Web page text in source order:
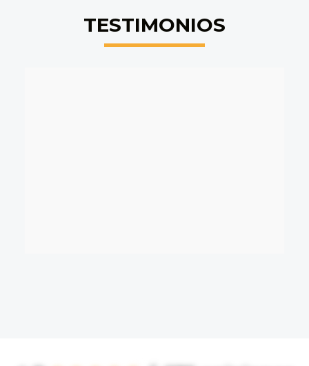
TESTIMONIOS